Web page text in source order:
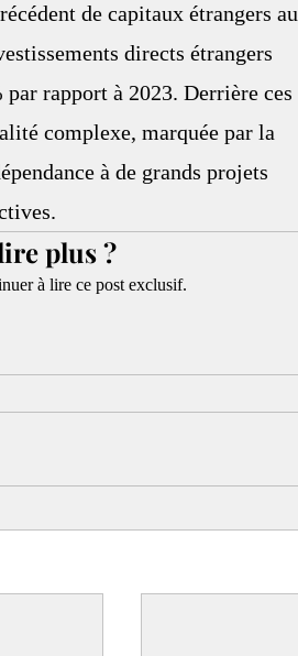
de capitaux étrangers au
directs étrangers
rapport à 2023. Derrière ces
complexe, marquée par la
à de grands projets
plus ?
à lire ce post exclusif.